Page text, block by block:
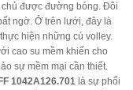
chủ được đường bóng. Đôi
ngờ. Ở trên lưới, đây là
hiện những cú volley.
cao su mềm khiến cho
sự mềm mại cần thiết.
1042A126.701 là sự phối